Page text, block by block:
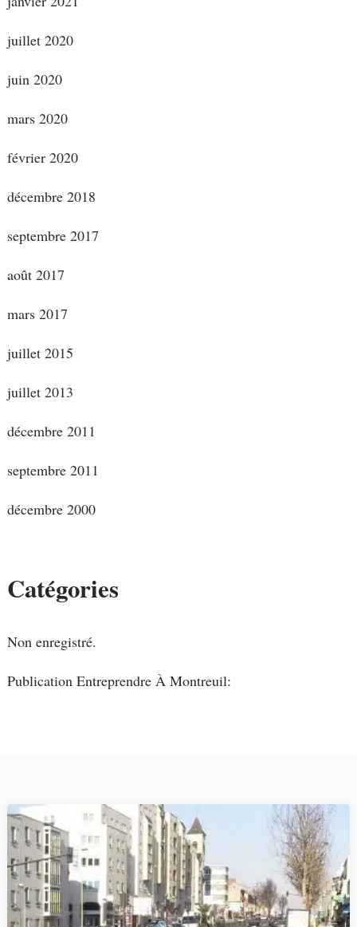
juillet 2020
juin 2020
mars 2020
février 2020
décembre 2018
septembre 2017
août 2017
mars 2017
juillet 2015
juillet 2013
décembre 2011
septembre 2011
décembre 2000
Catégories
Non enregistré.
Publication Entreprendre À Montreuil: